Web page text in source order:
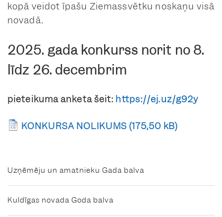
kopā veidot īpašu Ziemassvētku noskaņu visā
novadā.
2025. gada konkurss norit no 8.
līdz 26. decembrim
pieteikuma anketa šeit: https://ej.uz/g92y
KONKURSA NOLIKUMS
Uzņēmēju un amatnieku Gada balva
Kuldīgas novada Goda balva